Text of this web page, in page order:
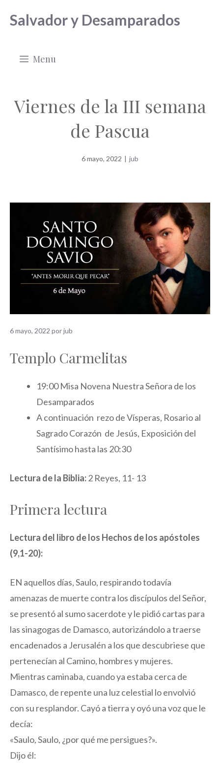
Salvador y Desamparados
Menu
Viernes de la III semana
de Pascua
6 mayo, 2022 | jub
6 mayo, 2022 porjub
Templo Carmelitas ­
19:00 Misa Novena Nuestra Señora de los
Desamparados
A continuación rezo de Vísperas, Rosario al
Sagrado Corazón de Jesús, Exposición del
Santísimo hasta las 20:30
Lectura de la Biblia:2 Reyes, 11- 13
Primera lectura
Lectura del libro de los Hechos de los apóstoles
(9,1-20):
EN aquellos días, Saulo, respirando todavía
amenazas de muerte contra los discípulos del Señor,
se presentó al sumo sacerdote y le pidió cartas para
las sinagogas de Damasco, autorizándolo a traerse
encadenados a Jerusalén a los que descubriese que
pertenecían al Camino, hombres y mujeres.
Mientras caminaba, cuando ya estaba cerca de
Damasco, de repente una luz celestial lo envolvió
con su resplandor. Cayó a tierra y oyó una voz que le
decía:
«Saulo, Saulo, ¿por qué me persigues?».
Dijo él: